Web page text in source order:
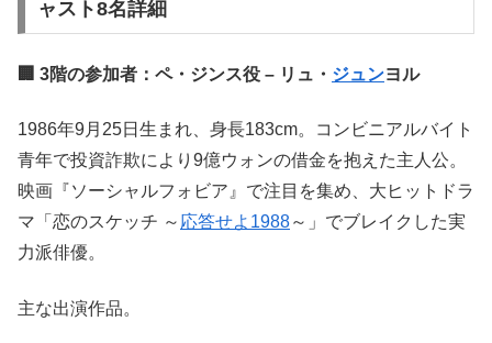
ャスト8名詳細
🏢 3階の参加者：ペ・ジンス役 – リュ・ ジュンヨル
1986年9月25日生まれ、身長183cm。コンビニアルバイト
青年で投資詐欺により9億ウォンの借金を抱えた主人公。
映画『ソーシャルフォビア』で注目を集め、大ヒットドラ
マ「恋のスケッチ ～ 応答せよ1988～」でブレイクした実
力派俳優。
主な出演作品。